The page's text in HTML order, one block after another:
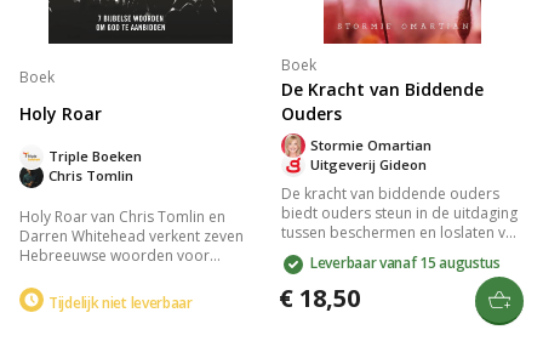
Boek
Holy Roar
Chris Tomlin
Triple Boeken
Holy Roar van Chris Tomlin en
Darren Whitehead verkent zeven
Hebreeuwse woorden voor
boek biedt een diepgaand inzicht
in bijbelse aanbidding, aangevuld
Tijdelijk niet leverbaar
Boek
De Kracht van Biddende
Ouders
Uitgeverij Gideon
Stormie Omartian
De kracht van biddende ouders
biedt ouders steun in de uitdaging
tussen beschermen en loslaten van
hun kinderen. Stormie Omartian
deelt haar ervaringen en hoe
gebed helpt om vertrouwen te
hebben in Gods zorg. Het boek
laat zien hoe ouders door gebed
Leverbaar vanaf 15 augustus
€ 18,50